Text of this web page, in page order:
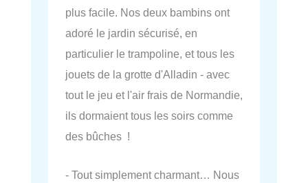
plus facile. Nos deux bambins ont
adoré le jardin sécurisé, en
particulier le trampoline, et tous les
jouets de la grotte d'Alladin - avec
tout le jeu et l'air frais de Normandie,
ils dormaient tous les soirs comme
des bûches !
- Tout simplement charmant… Nous